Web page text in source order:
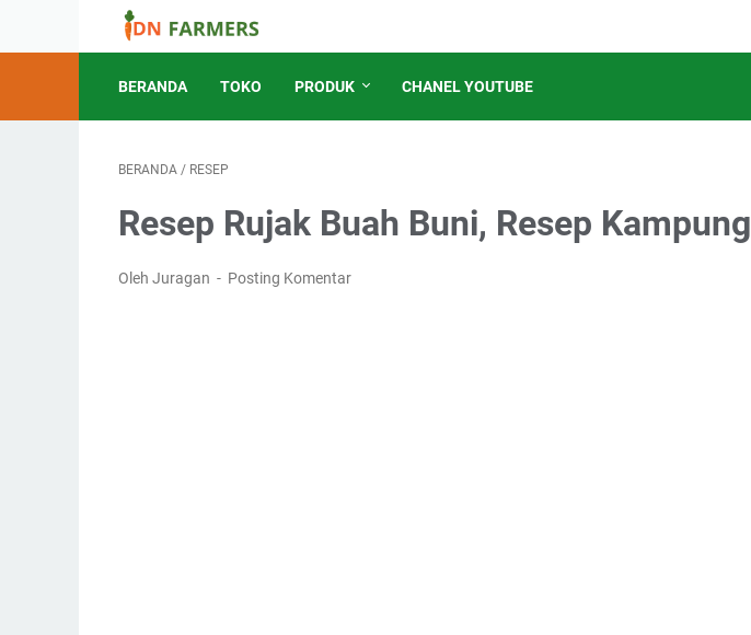
BERANDA TOKO PRODUK CHANEL YOUTUBE
BERANDA / RESEP
Resep Rujak Buah Buni, Resep Kampung
Oleh Juragan Posting Komentar